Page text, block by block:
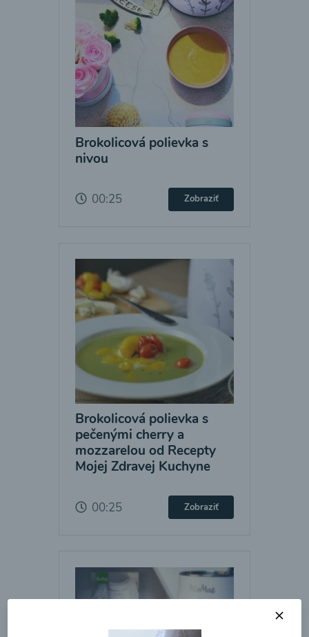
Brokolicová polievka s
nivou
00:25 Zobraziť
Brokolicová polievka s
pečenými cherry a
mozzarelou od Recepty
Mojej Zdravej Kuchyne
00:25 Zobraziť